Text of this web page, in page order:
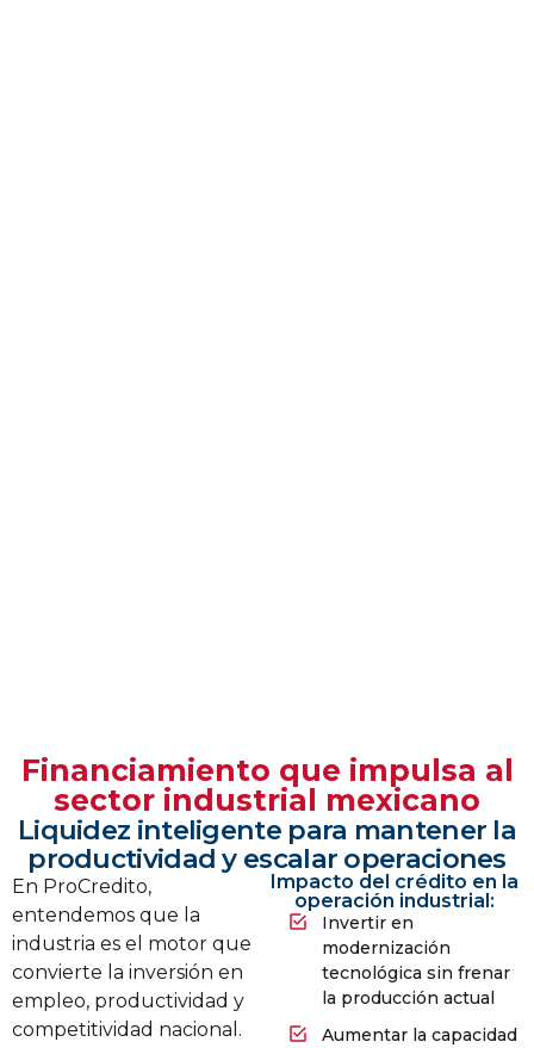
Financiamiento que impulsa al
sector industrial mexicano
Liquidez inteligente para mantener la
productividad y escalar operaciones
En ProCredito,
entendemos que la
industria es el motor que
convierte la inversión en
empleo, productividad y
competitividad nacional.
Impacto del crédito en la
operación industrial:
Invertir en
modernización
tecnológica sin frenar
la producción actual
Aumentar la capacidad